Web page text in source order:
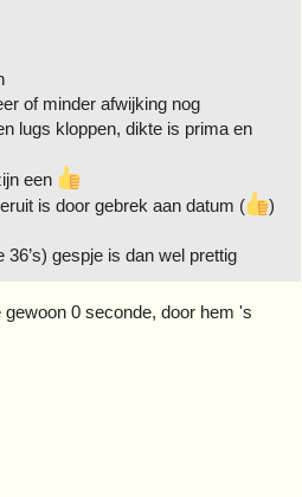
of minder afwijking nog
lugs kloppen, dikte is prima en
een
is door gebrek aan datum (
)
gespje is dan wel prettig
0 seconde, door hem 's